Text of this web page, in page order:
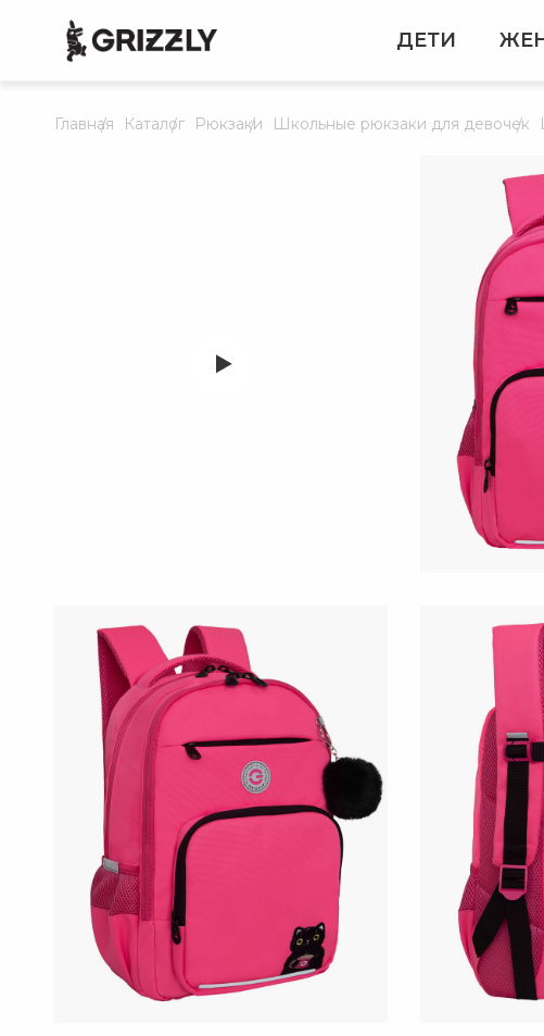
ДЕТИ
Главная Каталог Рюкзаки Школьные рюкзаки для девочек